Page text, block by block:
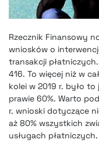
Rzecznik Finansowy
wniosków o
transakcji
416. To więcej niż w
kolei w 2019 r. było
prawie 60%. Warto
r. wnioski dotyczące
aż 80% wszystkich
usługach płatniczych.